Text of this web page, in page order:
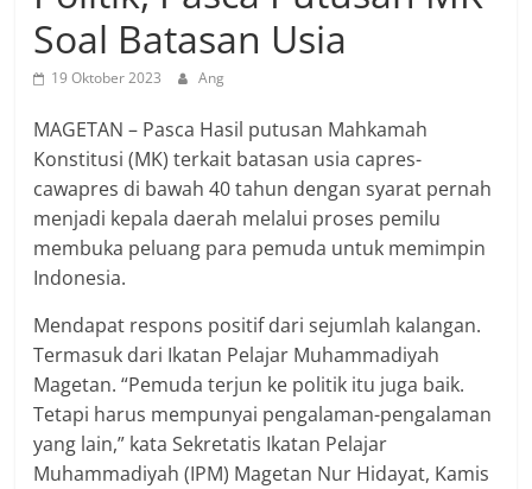
Soal Batasan Usia
19 Oktober 2023 Ang
MAGETAN – Pasca Hasil putusan Mahkamah
Konstitusi (MK) terkait batasan usia capres-
cawapres di bawah 40 tahun dengan syarat pernah
menjadi kepala daerah melalui proses pemilu
membuka peluang para pemuda untuk memimpin
Indonesia.
Mendapat respons positif dari sejumlah kalangan.
Termasuk dari Ikatan Pelajar Muhammadiyah
Magetan. “Pemuda terjun ke politik itu juga baik.
Tetapi harus mempunyai pengalaman-pengalaman
yang lain,” kata Sekretatis Ikatan Pelajar
Muhammadiyah (IPM) Magetan Nur Hidayat, Kamis